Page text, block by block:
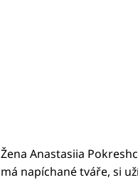
Žena Anastasiia
má napíchané tváře, si